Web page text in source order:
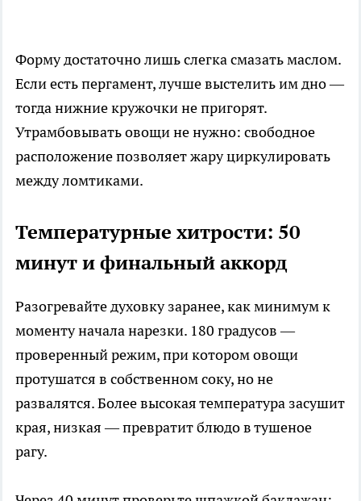
Форму достаточно лишь слегка смазать маслом.
Если есть пергамент, лучше выстелить им дно —
тогда нижние кружочки не пригорят.
Утрамбовывать овощи не нужно: свободное
расположение позволяет жару циркулировать
между ломтиками.
Температурные хитрости: 50
минут и финальный аккорд
Разогревайте духовку заранее, как минимум к
моменту начала нарезки. 180 градусов —
проверенный режим, при котором овощи
протушатся в собственном соку, но не
развалятся. Более высокая температура засушит
края, низкая — превратит блюдо в тушеное
рагу.